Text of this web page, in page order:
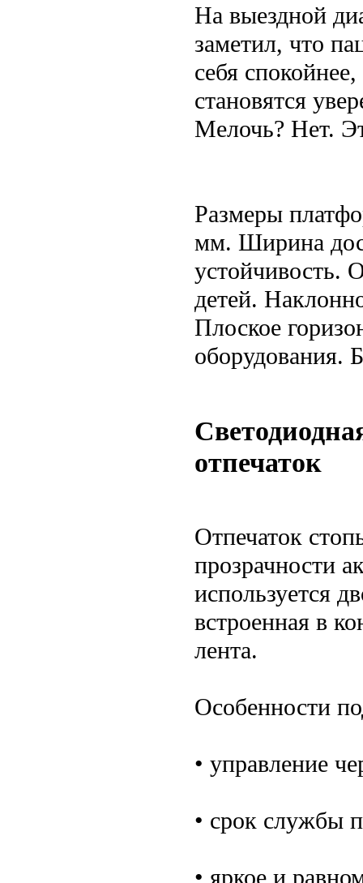
На выездной
заметил, что
себя
становятся
Мелочь? Нет.
Размеры
мм. Ширина
устойчивость.
детей.
Плоское
оборудования.
отпечаток
Отпечаток
прозрачности
используется
встроенная в
лента.
Особенности
• управление
• срок службы
• яркое и